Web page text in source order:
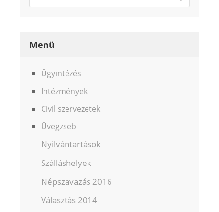
Menü
Ügyintézés
Intézmények
Civil szervezetek
Üvegzseb
Nyilvántartások
Szálláshelyek
Népszavazás 2016
Választás 2014